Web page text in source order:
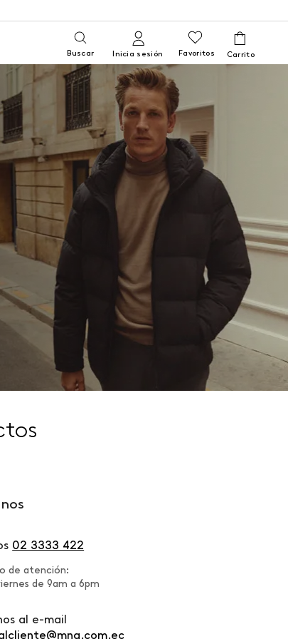
Buscar Inicia sesión Favoritos
02 3333 422
de atención:
de 9am a 6pm
al e-mail